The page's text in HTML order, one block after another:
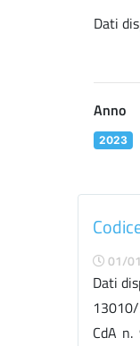
Dati
Anno
2023
01/
Dati
CdA